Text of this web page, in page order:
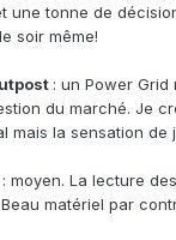
une tonne de
soir même!
: un Power
du marché. Je
mais la sensation de
: moyen. La lecture
matériel par